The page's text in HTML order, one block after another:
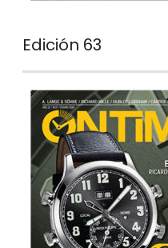
Edición 63